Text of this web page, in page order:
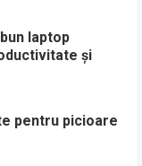
laptop
și
pentru picioare